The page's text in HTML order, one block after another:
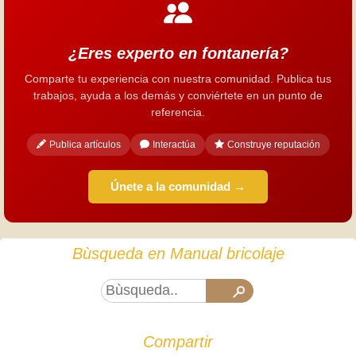
¿Eres experto en fontanería?
Comparte tu experiencia con nuestra comunidad. Publica tus
trabajos, ayuda a los demás y conviértete en un punto de
referencia.
Publica artículos Interactúa Construye reputación
Únete a la comunidad →
Bùsqueda en Manual bricolaje
Compartir